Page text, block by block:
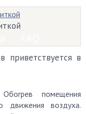
приветствуется в
Обогрев помещения
движения воздуха.